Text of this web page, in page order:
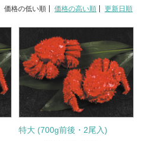
価格の低い順 価格の高い順 更新日順
特大 (700g前後・2尾入)